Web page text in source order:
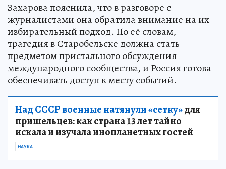
Захарова пояснила, что в разговоре с
журналистами она обратила внимание на их
избирательный подход. По её словам,
трагедия в Старобельске должна стать
предметом пристального обсуждения
международного сообщества, и Россия готова
обеспечивать доступ к месту событий.
Над СССР военные натянули «сетку»для
пришельцев: как страна 13 лет тайно
искала и изучала инопланетных гостей
НАУКА